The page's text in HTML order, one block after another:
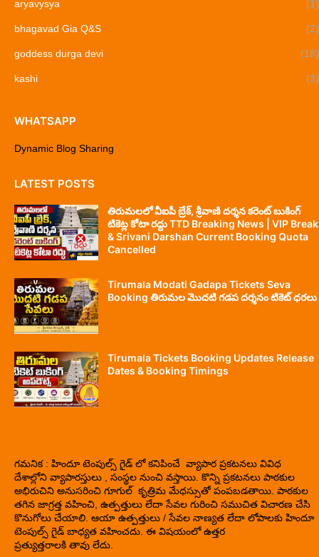
aryavysya (1)
bhagavad Gia Q&S (2)
goddess durga devi (18)
kashi (3)
WHATSAPP
Dynamic Blog Sharing
LATEST POSTS
తిరుమలలో వీఐపీ బ్రేక్, శ్రీవాణి దర్శన కరెంట్ బుకింగ్
టికెట్ల కోటా రద్దు TTD Breaking News | VIP Break
& Srivani Darshan Current Booking Quota
Cancelled
Tirumala Modati Gadapa Tickets Seva
Booking తిరుమల మొదటి గడప దర్శనం టికెట్ ధరలు
Tirumala Tickets Booking Updates Release
Dates & Booking Timings
గమనిక : హిందూ టెంపుల్స్ గైడ్ లో కనిపించే వ్యాపార ప్రకటనలు వివిధ
దేశాల్లోని వ్యాపారస్తులు , సంస్థల నుంచి వస్తాయి. కొన్ని ప్రకటనలు పాఠకుల
అభిరుచిని అనుసరించి గూగుల్ కృత్రిమ మేధస్సుతో పంపబడతాయి. పాఠకుల
తగిన జాగ్రత్త వహించి, ఉత్పత్తులు లేదా సేవల గురించి సముచిత విచారణ చేసి
కొనుగోలు చేయాలి. ఆయా ఉత్పత్తులు / సేవల నాణ్యత లేదా లోపాలకు హిందూ
టెంపుల్స్ గైడ్ బాధ్యత వహించదు. ఈ విషయంలో ఉత్తర
ప్రత్యుత్తరాలకి తావు లేదు.